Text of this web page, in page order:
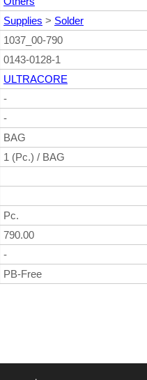
Supplies > Solder
1037_00-790
0143-0128-1
ULTRACORE
-
-
BAG
1 (Pc.) / BAG
Pc.
790.00
-
PB-Free